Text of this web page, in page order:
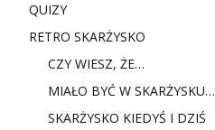
QUIZY
RETRO SKARŻYSKO
CZY WIESZ, ŻE…
MIAŁO BYĆ W SKARŻYSKU…
SKARŻYSKO KIEDYŚ I DZIŚ